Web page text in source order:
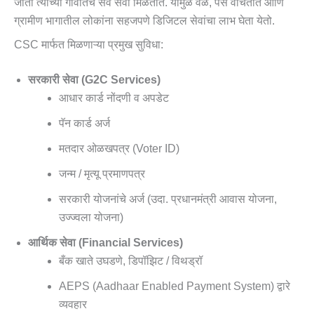
जाता त्यांच्या गावातच सर्व सेवा मिळतात. यामुळे वेळ, पैसे वाचतात आणि
ग्रामीण भागातील लोकांना सहजपणे डिजिटल सेवांचा लाभ घेता येतो.
CSC मार्फत मिळणाऱ्या प्रमुख सुविधा:
सरकारी सेवा (G2C Services)
आधार कार्ड नोंदणी व अपडेट
पॅन कार्ड अर्ज
मतदार ओळखपत्र (Voter ID)
जन्म / मृत्यू प्रमाणपत्र
सरकारी योजनांचे अर्ज (उदा. प्रधानमंत्री आवास योजना,
उज्ज्वला योजना)
आर्थिक सेवा (Financial Services)
बँक खाते उघडणे, डिपॉझिट / विथड्रॉ
AEPS (Aadhaar Enabled Payment System) द्वारे
व्यवहार